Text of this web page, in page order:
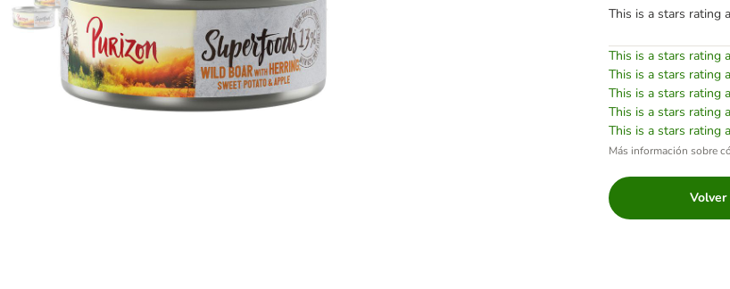
This is a stars rating
This is a stars rating
This is a stars rating
This is a stars rating
This is a stars rating
This is a stars rating
Más información sobre